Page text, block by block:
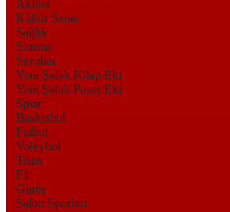
Aktüel
Kültür Sanat
Sağlık
Sinema
Seyahat
Yeni Şafak Kitap Eki
Yeni Şafak Pazar Eki
Spor
Basketbol
Futbol
Voleybol
Tenis
F1
Güreş
Salon Sporları